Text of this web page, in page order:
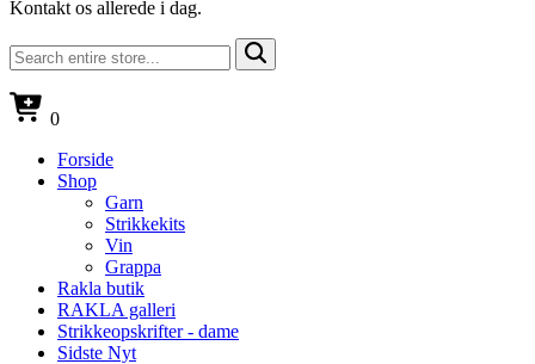
Kontakt os allerede i dag.
0
Forside
Shop
Garn
Strikkekits
Vin
Grappa
Rakla butik
RAKLA galleri
Strikkeopskrifter - dame
Sidste Nyt